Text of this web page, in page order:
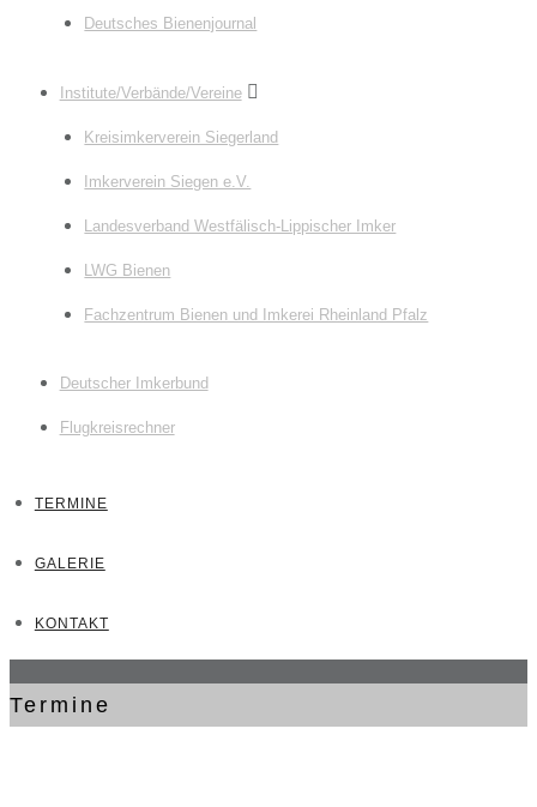
Deutsches Bienenjournal
Institute/Verbände/Vereine
Kreisimkerverein Siegerland
Imkerverein Siegen e.V.
Landesverband Westfälisch-Lippischer Imker
LWG Bienen
Fachzentrum Bienen und Imkerei Rheinland Pfalz
Deutscher Imkerbund
Flugkreisrechner
TERMINE
GALERIE
KONTAKT
Termine